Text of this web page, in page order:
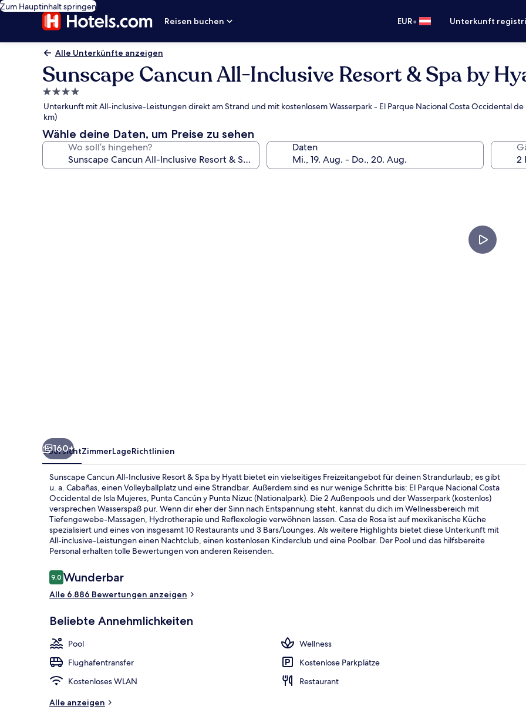
Zum Hauptinhalt springen
Reisen buchen
EUR• Unterkunft
Alle Unterkünfte anzeigen
Sunscape Cancun All-Inclusive Resort & Spa by
4.0-
Sterne-
Unterkunft
Unterkunft mit All-inclusive-Leistungen direkt am Strand und mit kostenlosem Wasserpark - El Parque Nacional Costa Occidental de
km)
Wähle deine Daten, um Preise zu sehen
Wo soll’s hingehen? Daten
160+
ÜbersichtZimmerLageRichtlinien
Sunscape Cancun All-Inclusive Resort & Spa by Hyatt bietet ein vielseitiges Freizeitangebot für deinen Strandurlaub; es gibt
u. a. Cabañas, einen Volleyballplatz und eine Strandbar. Außerdem sind es nur wenige Schritte bis: El Parque Nacional Costa
Occidental de Isla Mujeres, Punta Cancún y Punta Nizuc (Nationalpark). Die 2 Außenpools und der Wasserpark (kostenlos)
versprechen Wasserspaß pur. Wenn dir eher der Sinn nach Entspannung steht, kannst du dich im Wellnessbereich mit
Tiefengewebe-Massagen, Hydrotherapie und Reflexologie verwöhnen lassen. Casa de Rosa ist auf mexikanische Küche
spezialisiert und eines von insgesamt 10 Restaurants und 3 Bars/Lounges. Als weitere Highlights bietet diese Unterkunft mit
All-inclusive-Leistungen einen Nachtclub, einen kostenlosen Kinderclub und eine Poolbar. Der Pool und das hilfsbereite
Personal erhalten tolle Bewertungen von anderen Reisenden.
Bewertungen
9,09,0 von 10.
Wunderbar
Alle 6.886 Bewertungen anzeigen
Beliebte Annehmlichkeiten
Pool
Wellness
Flughafentransfer
Kostenlose Parkplätze
Kostenloses WLAN
Restaurant
Alle anzeigen